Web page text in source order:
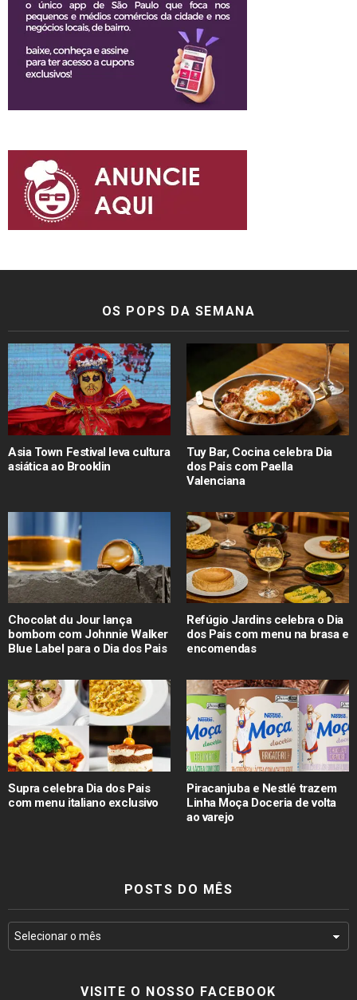
OS POPS DA SEMANA
Asia Town Festival leva cultura
asiática ao Brooklin
Tuy Bar, Cocina celebra Dia
dos Pais com Paella
Valenciana
Chocolat du Jour lança
bombom com Johnnie Walker
Blue Label para o Dia dos Pais
Refúgio Jardins celebra o Dia
dos Pais com menu na brasa e
encomendas
Supra celebra Dia dos Pais
com menu italiano exclusivo
Piracanjuba e Nestlé trazem
Linha Moça Doceria de volta
ao varejo
POSTS DO MÊS
VISITE O NOSSO FACEBOOK